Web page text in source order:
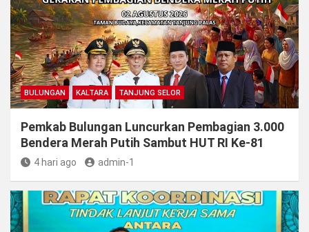
BULUNGAN KALTARA TANJUNG SELOR
Pemkab Bulungan Luncurkan Pembagian 3.000
Bendera Merah Putih Sambut HUT RI Ke-81
4 hari ago admin-1